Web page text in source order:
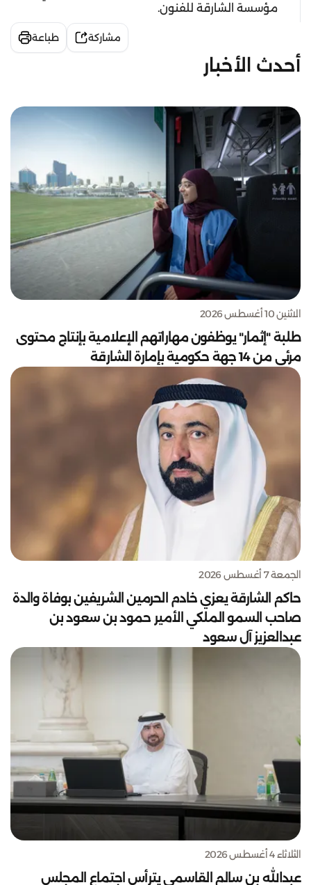
مؤسسة الشارقة للفنون.
مشاركة طباعة
أحدث الأخبار
الاثنين 10 أغسطس 2026
طلبة "إثمار" يوظفون مهاراتهم الإعلامية بإنتاج محتوى
مرئي من 14 جهة حكومية بإمارة الشارقة
الجمعة 7 أغسطس 2026
حاكم الشارقة يعزي خادم الحرمين الشريفين بوفاة والدة
صاحب السمو الملكي الأمير حمود بن سعود بن
عبدالعزيز آل سعود
الثلاثاء 4 أغسطس 2026
عبدالله بن سالم القاسمي يترأس اجتماع المجلس